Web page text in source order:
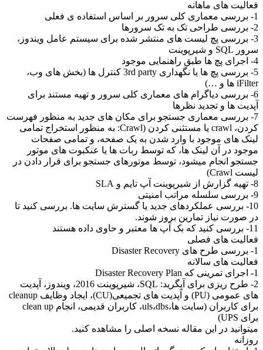
فعالیت های ماهانه
1- بررسی معماری کلی سرور بر اساس استفاده ی فعلی
2- بررسی طراحی تک به تک سرورها
3- بررسی پچ لیست های منتشر شده برای سیستم عامل ویندوز،
سرور SQL و شیرپوینت
4- اجرای پچ ها طبق راهنمایی موجود
5- بررسی پچ ها یا نگهداری 3rd party کنترل ها (بخش های وب،
iFilter ها و …)
6- بررسی دیاگرام های معماری کلی سرور و تهیه مستند برای
آپدیت ها و تجدید نظرها
7- بررسی معماری جستجو برای مکان های جدید به منظور فهرست
کردن، crawl یا مستثنی کردن (Crawl: به منظور استخراج تمامی
لینک های موجود با وارد شدن به یک صفحه، و تمامی صفحات
موجود در آن لینک ها، که توسط ربات ها یا عنکبوت های موتور
جستجو انجام میشود، توسط موتورهای جستجو برای قرار دادن در
لیست Crawl)
8- تهیه گزارش از شیرپوینت آپ تایم و SLA
9- بررسی سلسله مراتب امنیتی
10- بررسی عملکردهای جدید یا گسترش سایت ها. بررسی کنید تا
در صورت نیاز تمارین بروز شوند.
11- بررسی کنید که بک آپ ها معتبر و حاوی داده هستند
فعالیت های فصلی
1- بررسی طرح های Disaster Recovery
فعالیت های سالانه
1- اجرای تمرینی که Disaster Recovery Plan
2- طرح ریزی برای آپگرید: SQL، شیرپوینت 2016، ویندوز، آپدیت
های عمومی (PU) و آپدیت های تجمیعی(CU)، ایجاد وظایف cleanup
برای کاربران (سایت ها،uls،dbs، کاربران قدیمی، انجام clean up
برای UPS)
میتوانید در این مقاله نسخه اصلی را مشاهده کنید.
روزانه